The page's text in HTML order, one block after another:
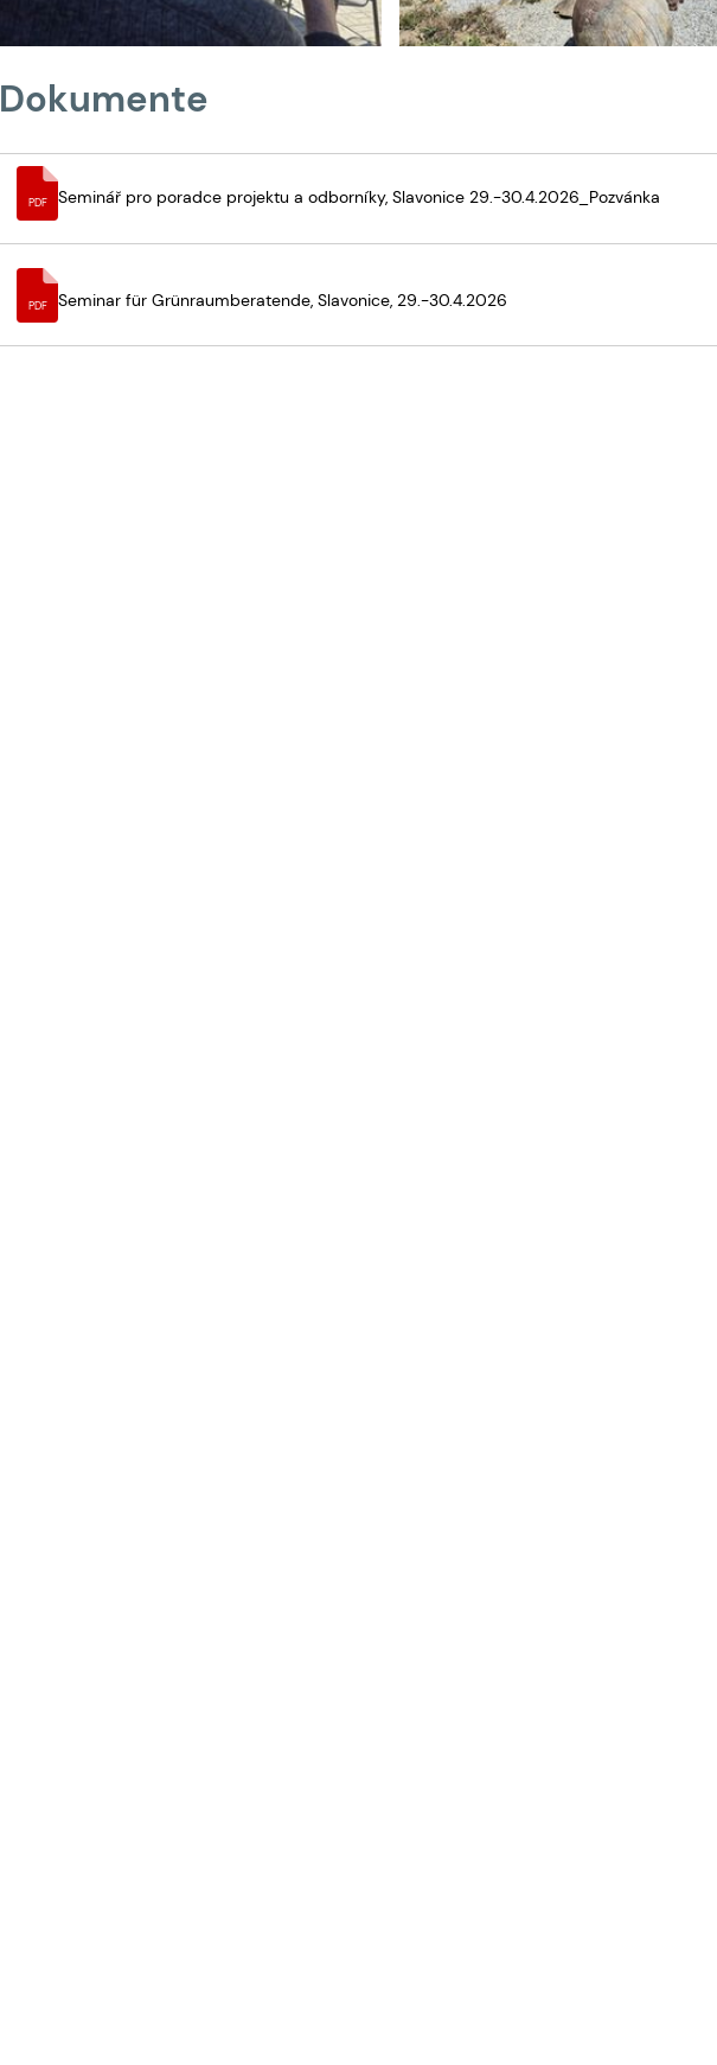
Dokumente
PDF Seminář pro poradce projektu a odborníky, Slavonice 29.-30.4.2026_Pozvánka
PDF Seminar für Grünraumberatende, Slavonice, 29.-30.4.2026